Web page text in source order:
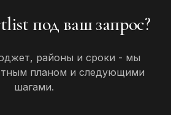
под ваш запрос?
районы и сроки - мы
планом и следующими
шагами.